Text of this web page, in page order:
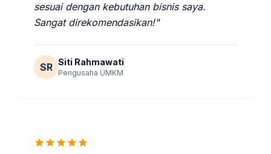
sesuai dengan kebutuhan bisnis saya.
Sangat direkomendasikan!"
SR Siti Rahmawati
Pengusaha UMKM
starstarstarstarstar